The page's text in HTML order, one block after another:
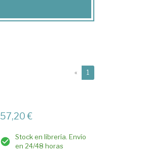
« 1
57,20 €
Stock en librería. Envío
en 24/48 horas